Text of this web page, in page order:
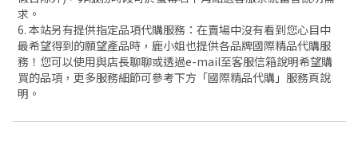
求。
6. 本站另有提供指定品項代購服務：在賣場中沒有看到您心目中
最希望得到的願望產品時，鹿小姐也提供各品牌國際精品代購服
務！您可以使用與店長聊聊或透過e-mail至客服信箱說明希望購
買的品項，更多服務細節可參考下方「國際精品代購」服務頁說
明。